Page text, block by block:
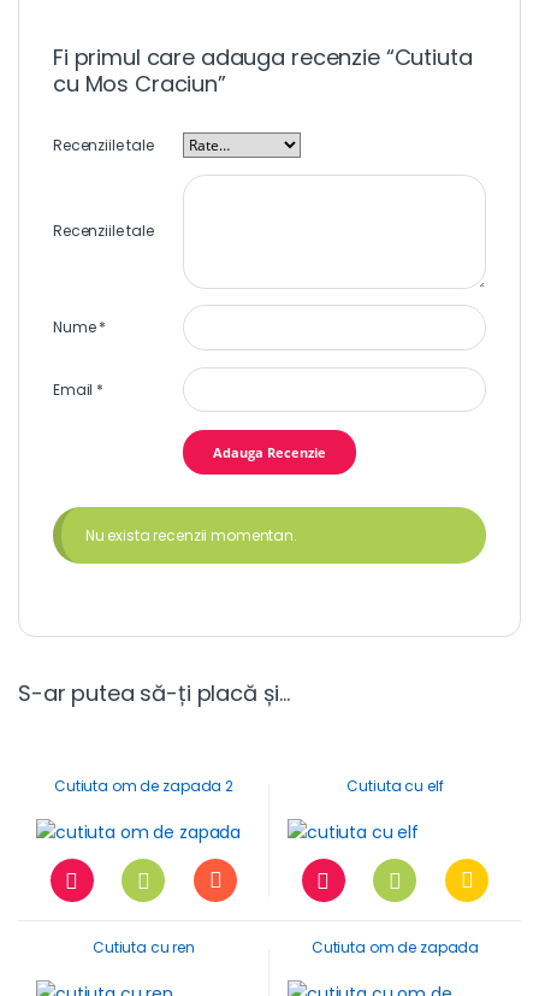
Fi primul care adauga recenzie “Cutiuta
cu Mos Craciun”
Recenziile tale
Recenziile tale
Nume*
Email *
Nu exista recenzii momentan.
S-ar putea să-ți placă și…
Cutiuta om de zapada 2 Cutiuta cu elf
Cutiuta cu ren Cutiuta om de zapada